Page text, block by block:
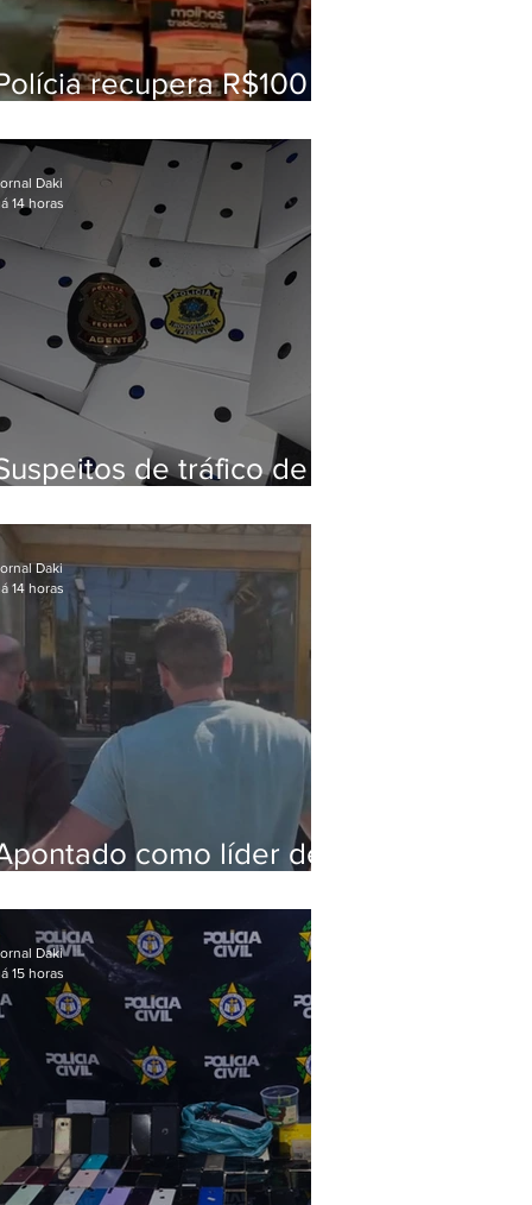
recupera R$100
Fluminense
de tráfico de
com 50 aves
Daki
14 horas
como líder de
aposentados é
Daki
14 horas
Daki
15 horas